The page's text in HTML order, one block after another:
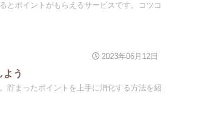
とポイントがもらえるサービスです。コツコ
2023年06月12日
う
貯まったポイントを上手に消化する方法を紹